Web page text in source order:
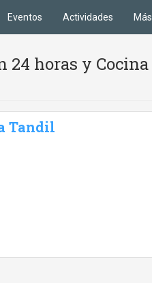
Eventos Actividades Más
24 horas y Cocina
Tandil